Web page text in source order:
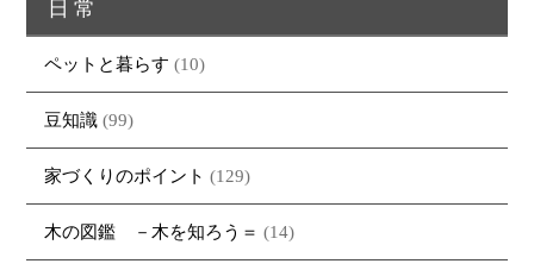
日常
ペットと暮らす (10)
豆知識 (99)
家づくりのポイント (129)
木の図鑑 －木を知ろう＝ (14)